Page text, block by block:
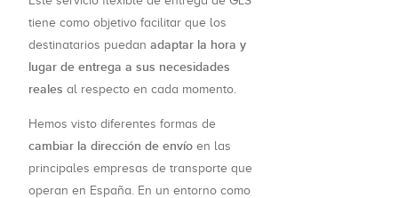
tiene como objetivo facilitar que los
destinatarios puedan adaptar la hora y
lugar de entrega a sus necesidades
reales al respecto en cada momento.
Hemos visto diferentes formas de
cambiar la dirección de envío en las
principales empresas de transporte que
operan en España. En un entorno como